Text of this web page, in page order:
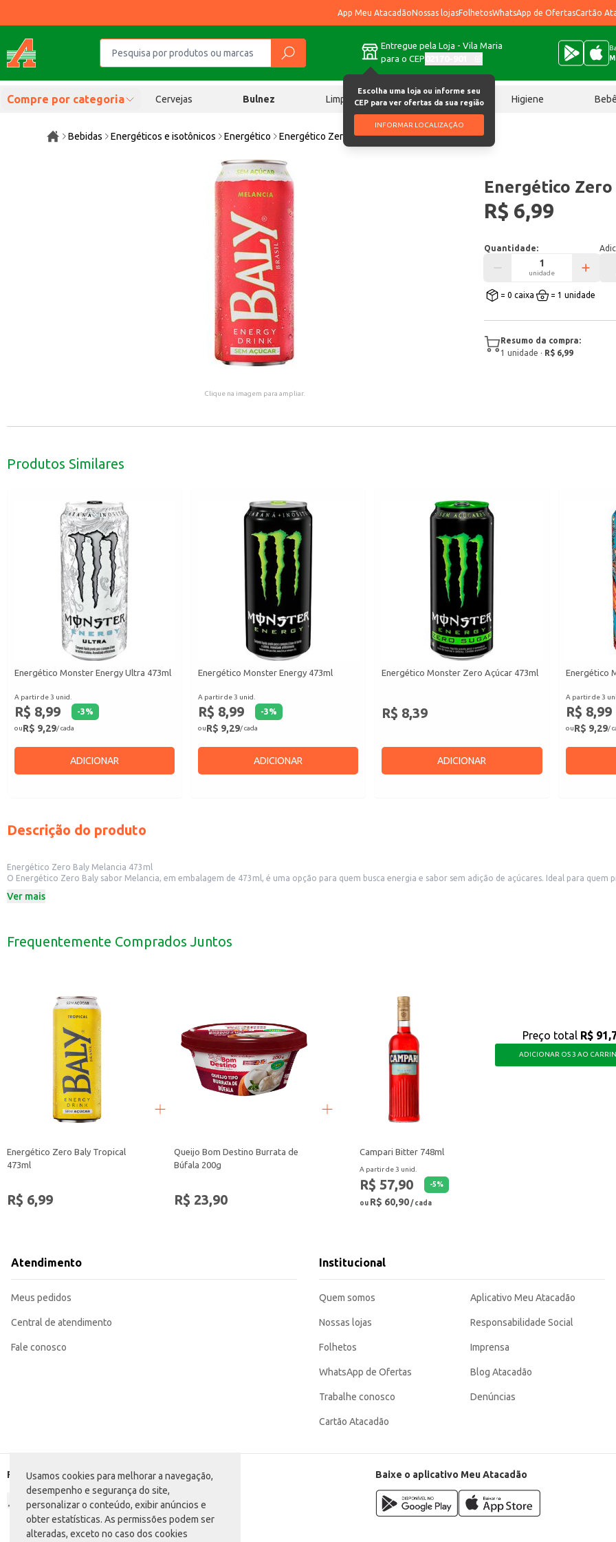
Usamos cookies para melhorar a navegação,
desempenho e segurança do site,
personalizar o conteúdo, exibir anúncios e
obter estatísticas. As permissões podem ser
alteradas, exceto no caso dos cookies
App Meu AtacadãoNossas lojasFolhetosWhatsApp de OfertasCartão
Entregue pela Loja - Vila Maria
para o CEP
Escolha uma loja ou informe seu
CEP para ver ofertas da sua região
INFORMAR LOCALIZAÇÃO
Compre por categoria Cervejas Bulnez Limpeza Chocolates Higiene
Bebidas Energéticos e isotônicos Energético Energético Zero Baly Melancia 473ml
Clique na imagem para ampliar.
Energético
R$ 6,99
Quantidade:
unidade
= 0 caixa = 1 unidade
Resumo da compra:
1 unidade · R$ 6,99
Produtos Similares
Energético Monster Energy Ultra 473ml
A partir de 3 unid.
R$ 8,99 -3%
ouR$ 9,29/ cada
ADICIONAR
Energético Monster Energy 473ml
A partir de 3 unid.
R$ 8,99 -3%
ouR$ 9,29/ cada
ADICIONAR
Energético Monster Zero Açúcar 473ml
R$ 8,39
ADICIONAR
Energético
A partir de 3
R$ 8,99
ouR$ 9,29/
Descrição do produto
Energético Zero Baly Melancia 473ml
O Energético Zero Baly sabor Melancia, em embalagem de 473ml, é uma opção para quem busca energia e sabor sem adição de açúcares. Ideal para
Dicas de Uso:
Com o Energético Zero Baly Melancia, você tem a energia que precisa com o sabor refrescante da melancia, ideal para manter o foco e a disposição.
Ver mais
Frequentemente Comprados Juntos
Energético Zero Baly Tropical
473ml
R$ 6,99
Queijo Bom Destino Burrata de
Búfala 200g
R$ 23,90
Campari Bitter 748ml
A partir de 3 unid.
R$ 57,90 -5%
ou R$ 60,90/ cada
Preço total R$
ADICIONAR OS 3 AO
Atendimento
Meus pedidos
Central de atendimento
Fale conosco
Institucional
Quem somos
Nossas lojas
Folhetos
WhatsApp de Ofertas
Trabalhe conosco
Cartão Atacadão
Aplicativo Meu Atacadão
Responsabilidade Social
Imprensa
Blog Atacadão
Denúncias
Formas de pagamento Baixe o aplicativo Meu Atacadão